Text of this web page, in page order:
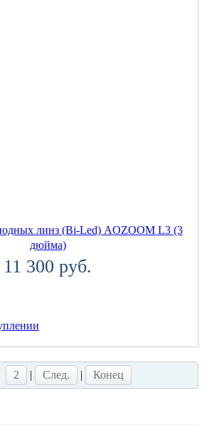
линз (Bi-Led) AOZOOM L3 (3
дюйма)
11 300 руб.
2 | След. | Конец